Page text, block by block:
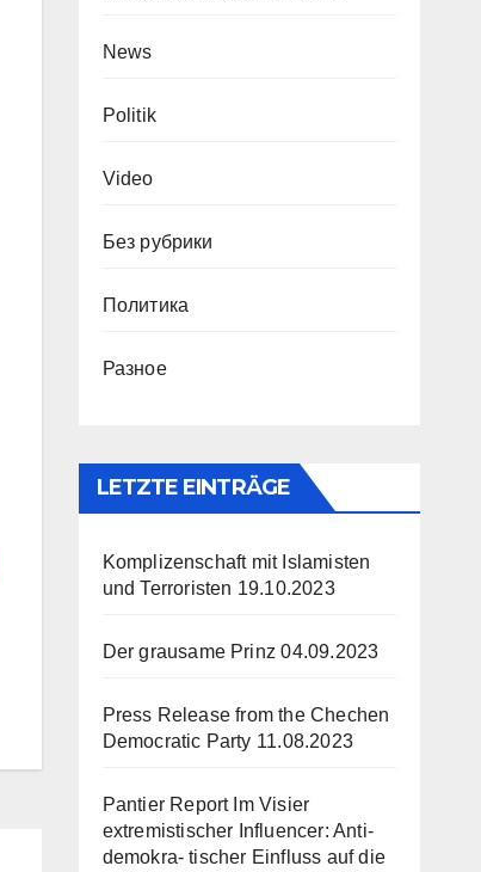
News
Politik
Video
Без рубрики
Политика
Разное
LETZTE EINTRÄGE
Komplizenschaft mit Islamisten
und Terroristen 19.10.2023
Der grausame Prinz 04.09.2023
Press Release from the Chechen
Democratic Party 11.08.2023
Pantier Report Im Visier
extremistischer Influencer: Anti-
demokra- tischer Einfluss auf die